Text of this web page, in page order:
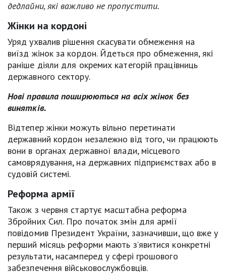
дедлайни, які важливо не пропустити.
Жінки на кордоні
Уряд ухвалив рішення скасувати обмеження на
виїзд жінок за кордон. Йдеться про обмеження, які
раніше діяли для окремих категорій працівниць
державного сектору.
Нові правила поширюються на всіх жінок без
винятків.
Відтепер жінки можуть вільно перетинати
державний кордон незалежно від того, чи працюють
вони в органах державної влади, місцевого
самоврядування, на державних підприємствах або в
судовій системі.
Реформа армії
Також з червня стартує масштабна реформа
Збройних Сил. Про початок змін для армії
повідомив Президент України, зазначивши, що вже у
перший місяць реформи мають з’явитися конкретні
результати, насамперед у сфері грошового
забезпечення військовослужбовців.